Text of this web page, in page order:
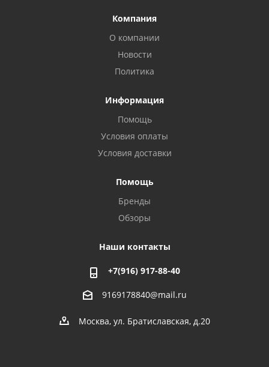
Компания
О компании
Новости
Политика
Информация
Помощь
Условия оплаты
Условия доставки
Помощь
Бренды
Обзоры
Наши контакты
+7(916) 917-88-40
9169178840@mail.ru
Москва, ул. Братиславская, д.20